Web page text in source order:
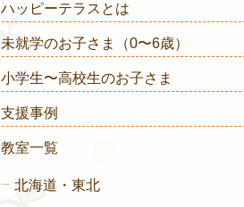
ハッピーテラスとは
未就学のお子さま （0〜6歳）
小学生〜高校生のお子さま
支援事例
教室一覧
北海道・東北